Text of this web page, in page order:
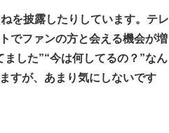
を披露したりしています。テレ
でファンの方と会える機会が増
した”“今は何してるの？”なん
すが、あまり気にしないです